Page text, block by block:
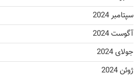
سپتامبر 2024
آگوست 2024
جولای 2024
ژوئن 2024